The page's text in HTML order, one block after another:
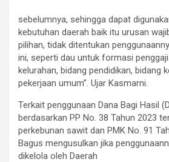
sebelumnya, sehingga dapat
kebutuhan daerah baik itu urusan
pilihan, tidak ditentukan
ini, seperti dau untuk formasi
kelurahan, bidang pendidikan, bidang
pekerjaan umum”. Ujar Kasmarni.
Terkait penggunaan Dana Bagi Hasil
berdasarkan PP No. 38 Tahun 2023
perkebunan sawit dan PMK No. 91
Bagus mengusulkan jika
dikelola oleh Daerah